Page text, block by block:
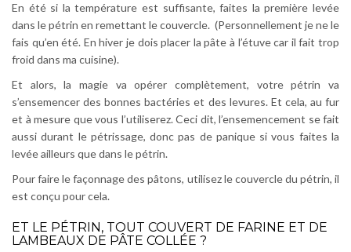
En été si la température est suffisante, faites la première levée
dans le pétrin en remettant le couvercle. (Personnellement je ne le
fais qu’en été. En hiver je dois placer la pâte à l’étuve car il fait trop
froid dans ma cuisine).
Et alors, la magie va opérer complètement, votre pétrin va
s’ensemencer des bonnes bactéries et des levures. Et cela, au fur
et à mesure que vous l’utiliserez. Ceci dit, l’ensemencement se fait
aussi durant le pétrissage, donc pas de panique si vous faites la
levée ailleurs que dans le pétrin.
Pour faire le façonnage des pâtons, utilisez le couvercle du pétrin, il
est conçu pour cela.
ET LE PÉTRIN, TOUT COUVERT DE FARINE ET DE
LAMBEAUX DE PÂTE COLLÉE ?